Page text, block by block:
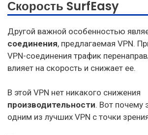
Скорость SurfEasy
Другой важной особенностью
соединения, предлагаемая VPN.
VPN-соединения трафик
влияет на скорость и снижает ее.
В этой VPN нет никакого снижения
производительности. Вот почему
одним из лучших VPN с точки